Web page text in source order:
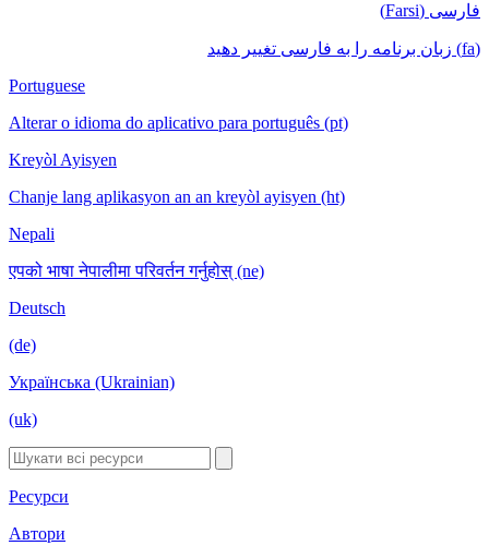
فارسی (Farsi)
(fa) زبان برنامه را به فارسی تغییر دهید
Portuguese
Alterar o idioma do aplicativo para português (pt)
Kreyòl Ayisyen
Chanje lang aplikasyon an an kreyòl ayisyen (ht)
Nepali
एपको भाषा नेपालीमा परिवर्तन गर्नुहोस् (ne)
Deutsch
(de)
Українська (Ukrainian)
(uk)
Ресурси
Автори